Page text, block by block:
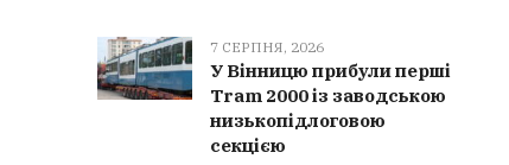
7 СЕРПНЯ, 2026
У Вінницю прибули перші
Tram 2000 із заводською
низькопідлоговою
секцією